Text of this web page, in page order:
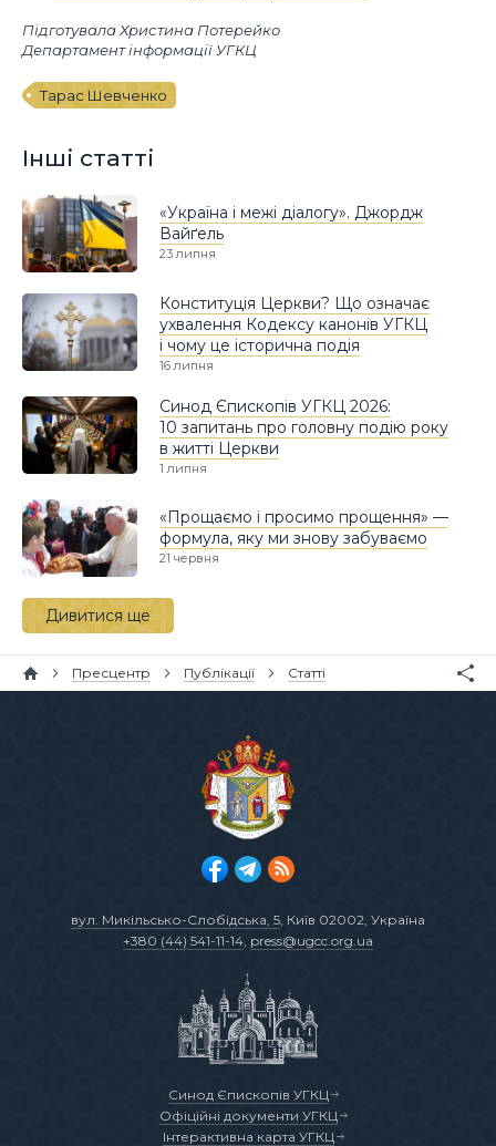
Підготувала Христина Потерейко
Департамент інформації УГКЦ
Тарас Шевченко
Інші статті
«Україна і межі діалогу». Джордж
Вайґель
23 липня
Конституція Церкви? Що означає
ухвалення Кодексу канонів УГКЦ
і чому це історична подія
16 липня
Синод Єпископів УГКЦ 2026:
10 запитань про головну подію року
в житті Церкви
1 липня
«Прощаємо і просимо прощення» —
формула, яку ми знову забуваємо
21 червня
Дивитися ще
Пресцентр Публікації Статті
вул. Микільсько-Слобідська, 5, Київ 02002, Україна
+380 (44) 541-11-14, press@ugcc.org.ua
Синод Єпископів УГКЦ
Офіційні документи УГКЦ
Інтерактивна карта УГКЦ